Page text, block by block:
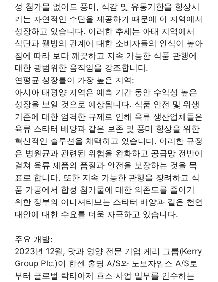
성 첨가물 없이도 풍미, 식감 및 유통기한을 향상시
키는 자연적인 수단을 제공하기 때문에 이 지역에서
성장하고 있습니다. 이러한 추세는 아태 지역에서
식단과 웰빙의 관계에 대한 소비자들의 인식이 높아
짐에 따라 보다 깨끗하고 지속 가능한 식품 관행에
대한 광범위한 움직임을 강조합니다.
연평균 성장률이 가장 높은 지역:
아시아 태평양 지역은 예측 기간 동안 수익성 높은
성장을 보일 것으로 예상됩니다. 식품 안전 및 위생
기준에 대한 엄격한 규제로 인해 육류 생산업체들은
육류 스타터 배양과 같은 보존 및 풍미 향상을 위한
혁신적인 솔루션을 채택하고 있습니다. 이러한 규정
은 병원균과 관련된 위험을 완화하고 공급망 전반에
걸쳐 육류 제품의 품질과 안전을 보장하는 것을 목
표로 합니다. 또한 지속 가능한 관행을 장려하고 식
품 가공에서 합성 첨가물에 대한 의존도를 줄이기
위한 정부의 이니셔티브는 스타터 배양과 같은 천연
대안에 대한 수요를 더욱 자극하고 있습니다.
주요 개발:
2023년 12월, 맛과 영양 전문 기업 케리 그룹(Kerry
Group Plc.)이 한센 홀딩 A/S와 노보자임스 A/S로
부터 글로벌 락타아제 효소 사업 일부를 인수하는